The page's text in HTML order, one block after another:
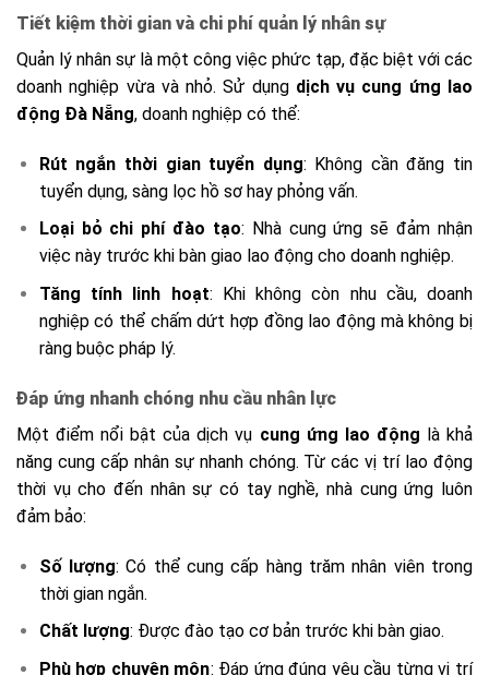
Tiết kiệm thời gian và chi phí quản lý nhân sự
Quản lý nhân sự là một công việc phức tạp, đặc biệt với các
doanh nghiệp vừa và nhỏ. Sử dụng dịch vụ cung ứng lao
động Đà Nẵng, doanh nghiệp có thể:
Rút ngắn thời gian tuyển dụng: Không cần đăng tin
tuyển dụng, sàng lọc hồ sơ hay phỏng vấn.
Loại bỏ chi phí đào tạo: Nhà cung ứng sẽ đảm nhận
việc này trước khi bàn giao lao động cho doanh nghiệp.
Tăng tính linh hoạt: Khi không còn nhu cầu, doanh
nghiệp có thể chấm dứt hợp đồng lao động mà không bị
ràng buộc pháp lý.
Đáp ứng nhanh chóng nhu cầu nhân lực
Một điểm nổi bật của dịch vụ cung ứng lao động là khả
năng cung cấp nhân sự nhanh chóng. Từ các vị trí lao động
thời vụ cho đến nhân sự có tay nghề, nhà cung ứng luôn
đảm bảo:
Số lượng: Có thể cung cấp hàng trăm nhân viên trong
thời gian ngắn.
Chất lượng: Được đào tạo cơ bản trước khi bàn giao.
Phù hợp chuyên môn: Đáp ứng đúng yêu cầu từng vị trí